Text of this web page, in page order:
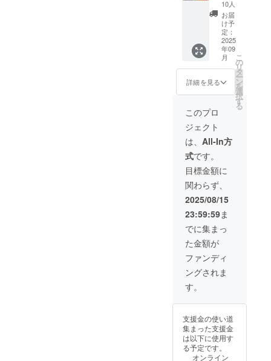
ます。
※20歳未
満の者
の飲酒
は法律
で禁止
されて
いま
す。
BOX（
各瓶
100ml×
3本）】
限定10
セット
のみ、
キャン
プファ
格9,000
円のと
ころ
1,000円
引きの
8,000円
で提供
いたし
ます。
※20歳未
満の者
の飲酒
は法律
で禁止
されて
いま
す。
10人
お届
け予
定：
2025
年09
月
詳細を見る
こ
の
リ
タ
ー
ン
を
選
択
す
る
このプロ
ジェクト
は、 All-In方
式です。
目標金額に
関わらず、
2025/08/15
23:59:59ま
でに集まっ
た金額が
ファンディ
ングされま
す。
支援金の使い道
集まった支援金
は以下に使用す
る予定です。
オンライン